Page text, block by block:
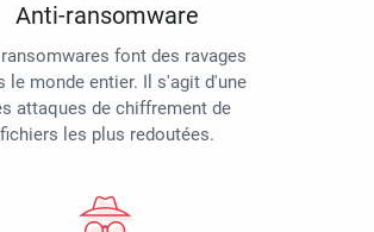
Anti-ransomware
font des ravages
le monde entier. Il s'agit d'une
attaques de chiffrement de
fichiers les plus redoutées.